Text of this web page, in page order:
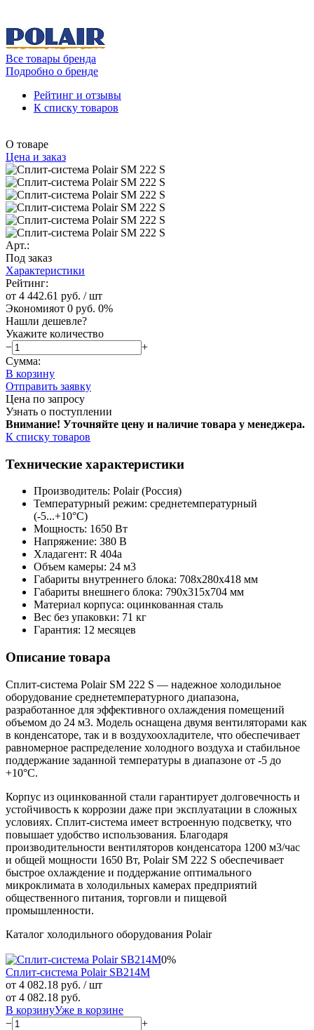
Все товары бренда
Подробно о бренде
Рейтинг и отзывы
К списку товаров
О товаре
Цена и заказ
Арт.:
Под заказ
Характеристики
Рейтинг:
от 4 442.61 руб. / шт
Экономияот 0 руб. 0%
Нашли дешевле?
Укажите количество
−
+
Сумма:
В корзину
Отправить заявку
Цена по запросу
Узнать о поступлении
Внимание! Уточняйте цену и наличие товара у менеджера.
К списку товаров
Технические характеристики
Производитель: Polair (Россия)
Температурный режим: среднетемпературный
(-5...+10°С)
Мощность: 1650 Вт
Напряжение: 380 В
Хладагент: R 404a
Объем камеры: 24 м3
Габариты внутреннего блока: 708x280x418 мм
Габариты внешнего блока: 790x315x704 мм
Материал корпуса: оцинкованная сталь
Вес без упаковки: 71 кг
Гарантия: 12 месяцев
Описание товара
Сплит-система Polair SM 222 S — надежное холодильное
оборудование среднетемпературного диапазона,
разработанное для эффективного охлаждения помещений
объемом до 24 м3. Модель оснащена двумя вентиляторами как
в конденсаторе, так и в воздухоохладителе, что обеспечивает
равномерное распределение холодного воздуха и стабильное
поддержание заданной температуры в диапазоне от -5 до
+10°С.
Корпус из оцинкованной стали гарантирует долговечность и
устойчивость к коррозии даже при эксплуатации в сложных
условиях. Сплит-система имеет встроенную подсветку, что
повышает удобство использования. Благодаря
производительности вентиляторов конденсатора 1200 м3/час
и общей мощности 1650 Вт, Polair SM 222 S обеспечивает
быстрое охлаждение и поддержание оптимального
микроклимата в холодильных камерах предприятий
общественного питания, торговли и пищевой
промышленности.
Каталог холодильного оборудования Polair
0%
Сплит-система Polair SB214M
от 4 082.18 руб. / шт
от 4 082.18 руб.
В корзинуУже в корзине
−
+